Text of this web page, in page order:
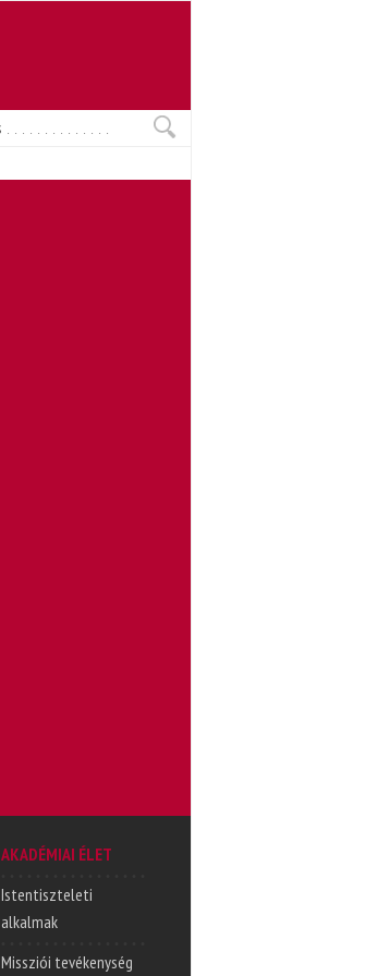
AKADÉMIAI ÉLET
Istentiszteleti
alkalmak
Missziói tevékenység